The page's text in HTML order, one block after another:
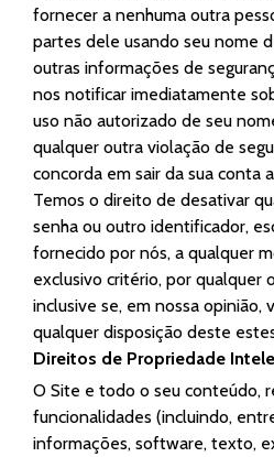
fornecer a nenhuma outra
partes dele usando seu nome
outras informações de
nos notificar imediatamente
uso não autorizado de seu
qualquer outra violação de
concorda em sair da sua conta
Temos o direito de desativar
senha ou outro identificador,
fornecido por nós, a qualquer
exclusivo critério, por qualquer
inclusive se, em nossa opinião,
qualquer disposição deste
Direitos de Propriedade
O Site e todo o seu conteúdo,
funcionalidades (incluindo,
informações, software, texto,